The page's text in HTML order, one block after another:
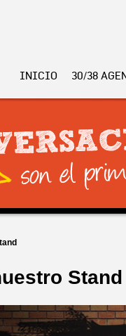
INICIO 30/38
Stand